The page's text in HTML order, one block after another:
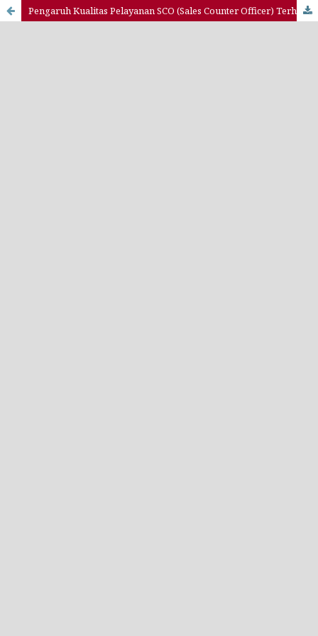
Pengaruh Kualitas Pelayanan SCO (Sales Counter Officer) Terhadap Kepuasan Pelanggan Pada CV Express Mentari